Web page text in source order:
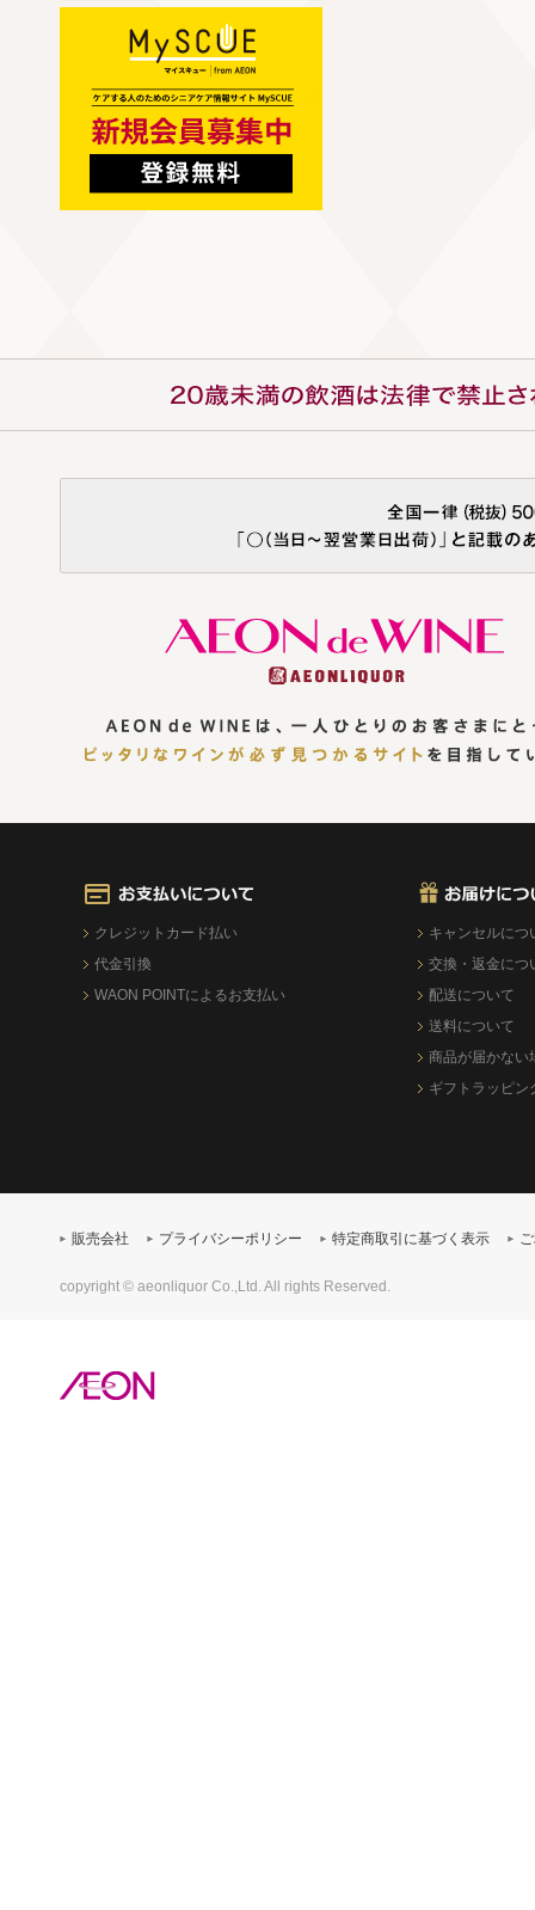
クレジットカード払い
代金引換
WAON POINTによるお支払い
キャンセルにつ
交換・返金につ
配送について
送料について
商品が届かない
ギフトラッピン
販売会社 プライバシーポリシー 特定商取引に基づく表示
copyright © aeonliquor Co.,Ltd. All rights Reserved.